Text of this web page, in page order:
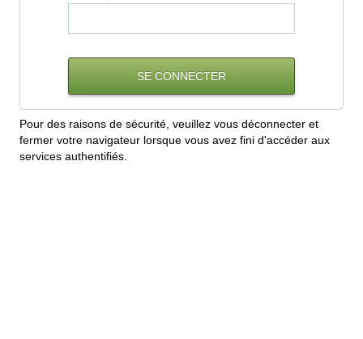
Pour des raisons de sécurité, veuillez vous déconnecter et
fermer votre navigateur lorsque vous avez fini d'accéder aux
services authentifiés.